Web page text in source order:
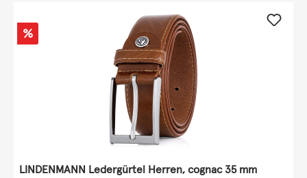
Rabatt
%
LINDENMANN Ledergürtel Herren, cognac 35 mm